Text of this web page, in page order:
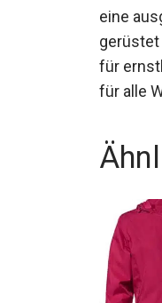
Mit
es eine
gerüstet
die für